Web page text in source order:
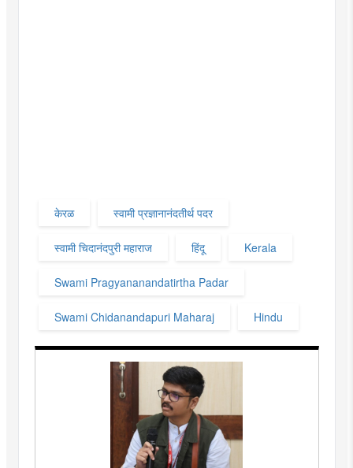
केरळ स्वामी प्रज्ञानानंदतीर्थ पदर
स्वामी चिदानंदपुरी महाराज हिंदू Kerala
Swami Pragyananandatirtha Padar
Swami Chidanandapuri Maharaj Hindu